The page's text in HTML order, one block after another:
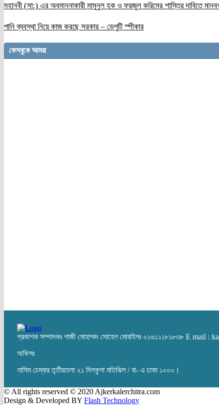
মহানবী (সা:) এর অবমাননাকারী মামুনুল হক ও ফয়জুল করিমের শাস্তির দাবিতে
পানি ব্যবস্থা নিয়ে কাজ করছে সরকার – ডেপুটি স্পীকার
ফেসবুকে আমরা
প্রকাশক সম্পাদকঃ গাজী মোহাম্মদ সোহেল মোবাইলঃ ০১৬১১১৮১৮৩৮ E mail
অফিসঃ
নাসিম চেম্বার তৃতীয়তলা ২১ দিলকুশা মতিঝিল / বা- এ ঢাকা ১০০০।
© All rights reserved © 2020 Ajkerkalerchitra.com
Design & Developed BY Flash Technology